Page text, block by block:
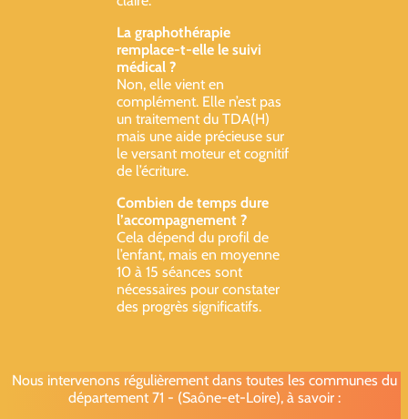
La graphothérapie
remplace-t-elle le suivi
médical ?
Non, elle vient en
complément. Elle n’est pas
un traitement du TDA(H)
mais une aide précieuse sur
le versant moteur et cognitif
de l’écriture.
Combien de temps dure
l’accompagnement ?
Cela dépend du profil de
l’enfant, mais en moyenne
10 à 15 séances sont
nécessaires pour constater
des progrès significatifs.
Nous intervenons régulièrement dans toutes les communes du
département 71 - (Saône-et-Loire), à savoir :